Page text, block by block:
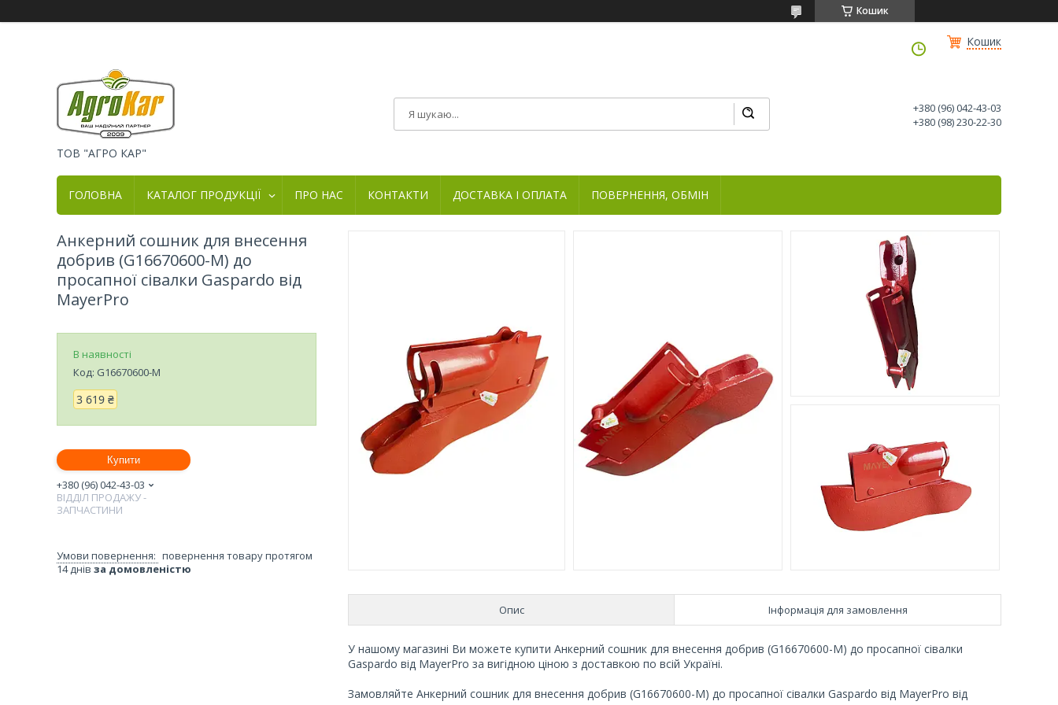
Кошик
Кошик
ТОВ "АГРО КАР"
+380 (96) 042-43-03
+380 (98) 230-22-30
ГОЛОВНА КАТАЛОГ ПРОДУКЦІЇ ПРО НАС КОНТАКТИ ДОСТАВКА І ОПЛАТА ПОВЕРНЕННЯ, ОБМІН
Опис Інформація для замовлення
У нашому магазині Ви можете купити Анкерний сошник для внесення добрив (G16670600-M) до просапної сівалки
Gaspardo від MayerPro за вигідною ціною з доставкою по всій Україні.
Замовляйте Анкерний сошник для внесення добрив (G16670600-M) до просапної сівалки Gaspardo від MayerPro від
Анкерний сошник для внесення
добрив (G16670600-M) до
просапної сівалки Gaspardo від
MayerPro
В наявності
Код: G16670600-M
3 619 ₴
Купити
+380 (96) 042-43-03
ВІДДІЛ ПРОДАЖУ -
ЗАПЧАСТИНИ
повернення товару протягом
14 днів за домовленістю